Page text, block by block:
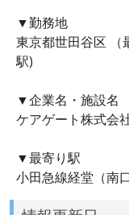
▼勤務地
東京都世田谷区 （
駅)
▼企業名・施設名
ケアゲート株式会
▼最寄り駅
小田急線経堂（南